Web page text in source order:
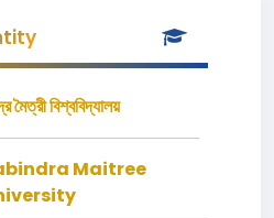
মৈত্রী বিশ্ববিদ্যালয়
Maitree